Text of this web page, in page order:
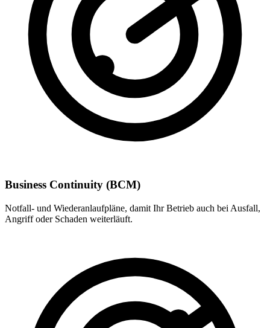
Business Continuity (BCM)
Notfall- und Wiederanlaufpläne, damit Ihr Betrieb auch bei Ausfall,
Angriff oder Schaden weiterläuft.